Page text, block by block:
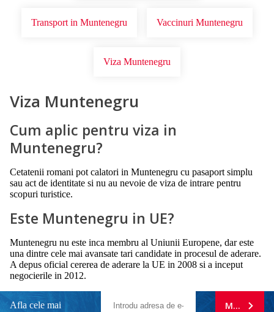
Transport in Muntenegru Vaccinuri Muntenegru
Viza Muntenegru
Viza Muntenegru
Cum aplic pentru viza in
Muntenegru?
Cetatenii romani pot calatori in Muntenegru cu pasaport simplu
sau act de identitate si nu au nevoie de viza de intrare pentru
scopuri turistice.
Este Muntenegru in UE?
Muntenegru nu este inca membru al Uniunii Europene, dar este
una dintre cele mai avansate tari candidate in procesul de aderare.
A depus oficial cererea de aderare la UE in 2008 si a inceput
negocierile in 2012.
Afla cele mai MA